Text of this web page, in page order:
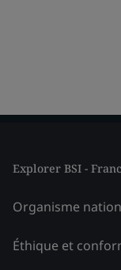
Explorer BSI -
Organisme
Éthique et